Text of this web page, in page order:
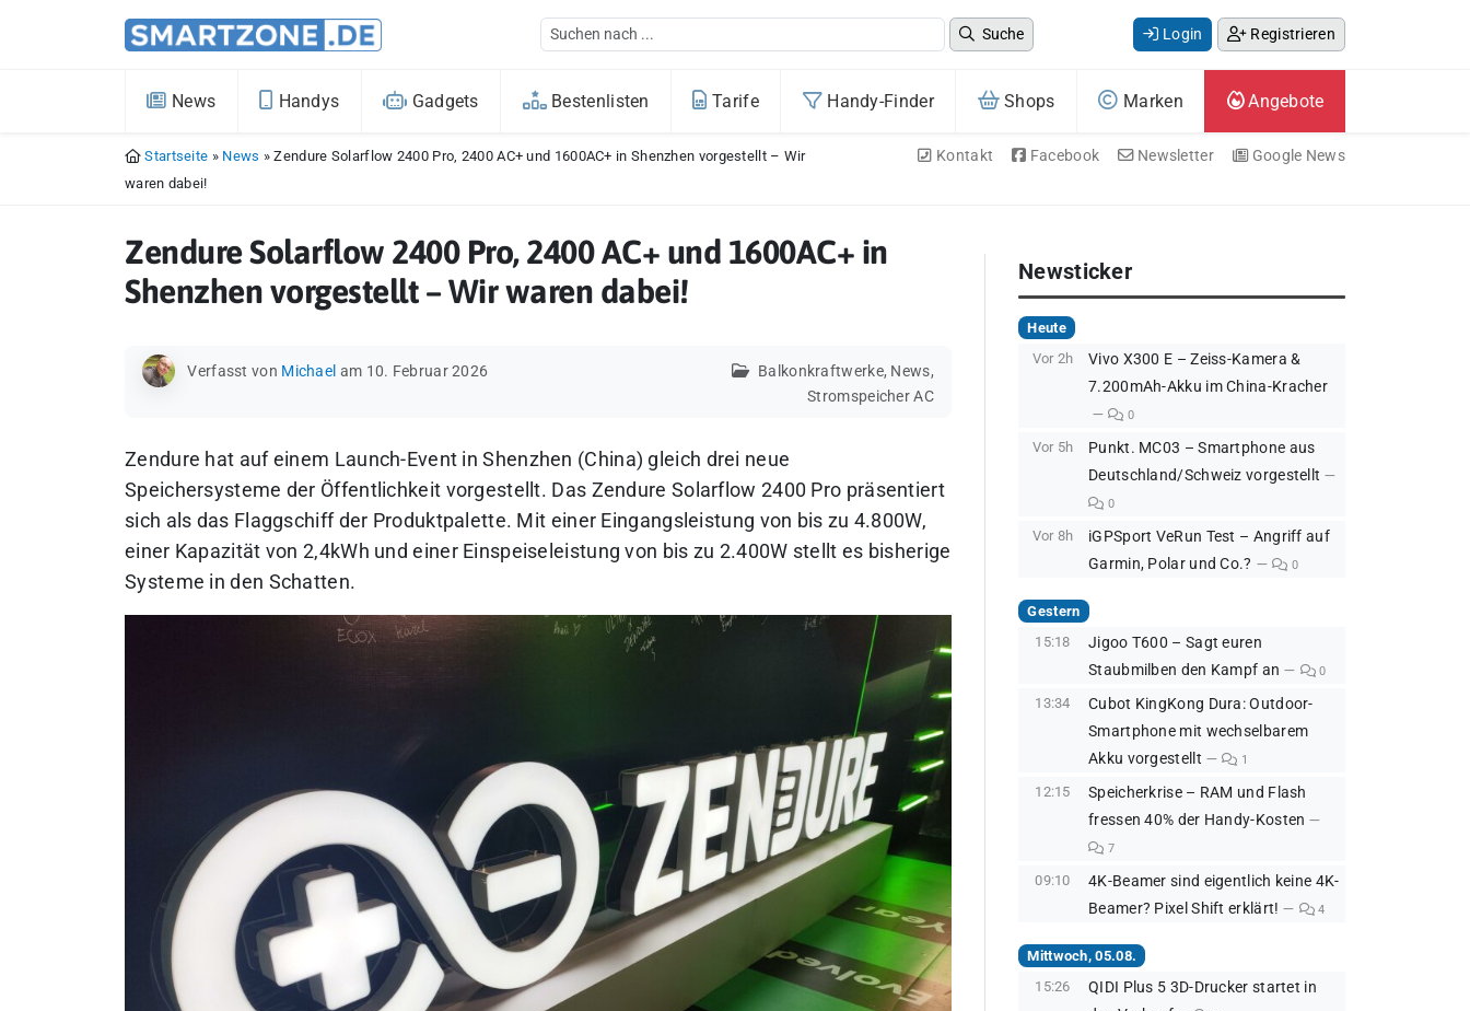
Suche Login Registrieren
News Handys Gadgets Bestenlisten Tarife Handy-Finder Shops Marken Angebote
Startseite » News »Zendure Solarflow 2400 Pro, 2400 AC+ und 1600AC+ in Shenzhen vorgestellt – Wir
waren dabei!
Kontakt Facebook Newsletter Google News
Zendure Solarflow 2400 Pro, 2400 AC+ und 1600AC+ in
Shenzhen vorgestellt – Wir waren dabei!
Verfasst von Michael am 10. Februar 2026 Balkonkraftwerke, News,
Stromspeicher AC
Zendure hat auf einem Launch-Event in Shenzhen (China) gleich drei neue
Speichersysteme der Öffentlichkeit vorgestellt. Das Zendure Solarflow 2400 Pro präsentiert
sich als das Flaggschiff der Produktpalette. Mit einer Eingangsleistung von bis zu 4.800W,
einer Kapazität von 2,4kWh und einer Einspeiseleistung von bis zu 2.400W stellt es bisherige
Systeme in den Schatten.
Newsticker
Heute
Vor 2h
Vivo X300 E – Zeiss-Kamera &
7.200mAh-Akku im China-Kracher
0
Vor 5h
Punkt. MC03 – Smartphone aus
Deutschland/Schweiz vorgestellt
0
Vor 8h
iGPSport VeRun Test – Angriff auf
Garmin, Polar und Co.?
0
Gestern
15:18
Jigoo T600 – Sagt euren
Staubmilben den Kampf an
0
13:34
Cubot KingKong Dura: Outdoor-
Smartphone mit wechselbarem
Akku vorgestellt
1
12:15
Speicherkrise – RAM und Flash
fressen 40% der Handy-Kosten
7
09:10
4K-Beamer sind eigentlich keine 4K-
Beamer? Pixel Shift erklärt!
4
Mittwoch, 05.08.
15:26
QIDI Plus 5 3D-Drucker startet in